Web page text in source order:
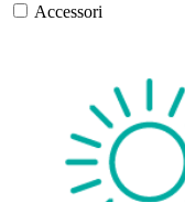
Accessori